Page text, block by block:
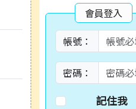
會員登入
帳號：
密碼：
記住我